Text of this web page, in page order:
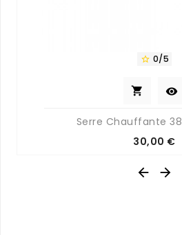
 0/5
 
Serre Chauffante
Prix
30,00 €
 